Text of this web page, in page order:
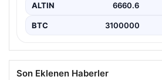
ALTIN 6660.6
BTC 3100000
Son Eklenen Haberler